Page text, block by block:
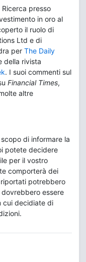
presso
in oro al
il ruolo di
Ltd e di
per The Daily
della rivista
. I suoi commenti sul
Financial Times,
altre
di informare la
potete decidere
per il vostro
comporterà dei
potrebbero
essere
cui decidiate di